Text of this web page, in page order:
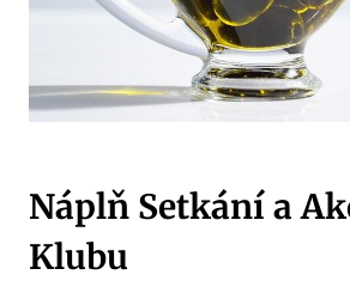
Náplň Setkání a
Klubu